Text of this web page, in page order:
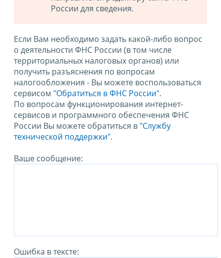
России для сведения.
Если Вам необходимо задать какой-либо вопрос
о деятельности ФНС России (в том числе
территориальных налоговых органов) или
получить разъяснения по вопросам
налогообложения - Вы можете воспользоваться
сервисом "Обратиться в ФНС России".
По вопросам функционирования интернет-
сервисов и программного обеспечения ФНС
России Вы можете обратиться в "Службу
технической поддержки".
Ваше сообщение:
Ошибка в тексте: